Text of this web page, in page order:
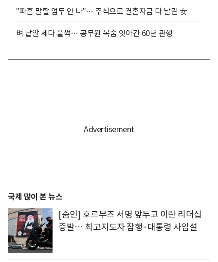
"파혼 말할 엄두 안 나"… 주식으로 결혼자금 다 날린 女
벼 낱알 세다 풀썩… 공무원 목숨 앗아간 60년 관행
국제 많이 본 뉴스
[줌인] 호르무즈 서명 앞두고 이란 리더십
증발… 최고지도자 잠행·대통령 사임설